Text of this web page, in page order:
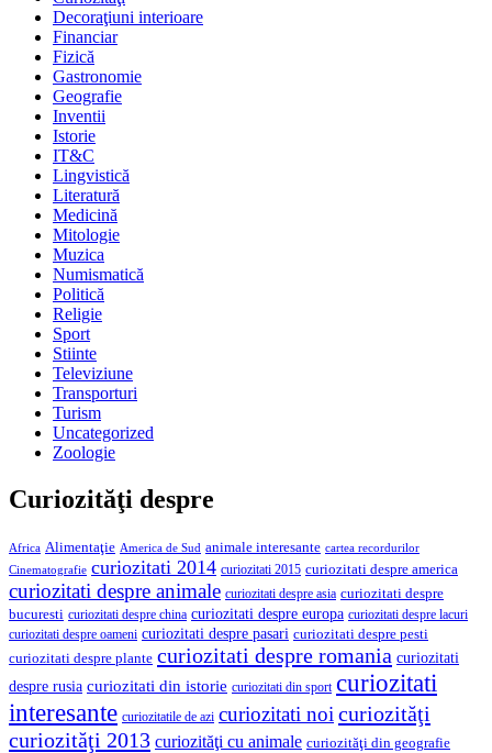
Decoraţiuni interioare
Financiar
Fizică
Gastronomie
Geografie
Inventii
Istorie
IT&C
Lingvistică
Literatură
Medicină
Mitologie
Muzica
Numismatică
Politică
Religie
Sport
Stiinte
Televiziune
Transporturi
Turism
Uncategorized
Zoologie
Curiozităţi despre
Africa Alimentaţie America de Sud animale interesante cartea recordurilor
Cinematografie curiozitati 2014 curiozitati 2015 curiozitati despre america
curiozitati despre animale curiozitati despre asia curiozitati despre
bucuresti curiozitati despre china curiozitati despre europa curiozitati despre lacuri
curiozitati despre oameni curiozitati despre pasari curiozitati despre pesti
curiozitati despre plante curiozitati despre romania curiozitati
despre rusia curiozitati din istorie curiozitati din sport curiozitati
interesante curiozitatile de azi curiozitati noi curiozităţi
curiozităţi 2013 curiozităţi cu animale curiozităţi din geografie